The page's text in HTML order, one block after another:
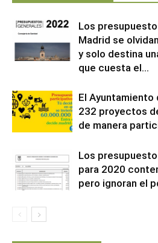
Los
Madrid se
y solo destina
que cuesta el...
El Ayuntamiento
232 proyectos
de manera
Los
para 2020
pero ignoran el